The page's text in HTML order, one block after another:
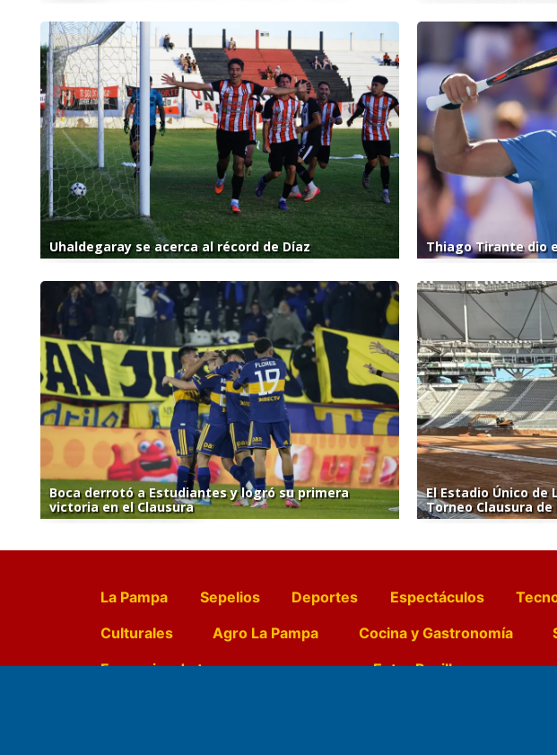
Uhaldegaray se acerca al récord de Díaz Thiago Tirante dio
Boca derrotó a Estudiantes y logró su primera
victoria en el Clausura
El Estadio Único
Torneo Clausura de
La Pampa Sepelios Deportes Espectáculos
Culturales
Agro La Pampa Cocina y Gastronomía
Farmacias de turno
Entre Pocillos